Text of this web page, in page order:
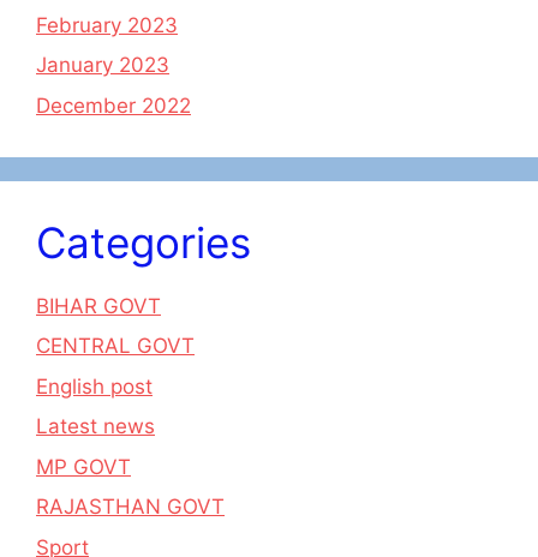
February 2023
January 2023
December 2022
Categories
BIHAR GOVT
CENTRAL GOVT
English post
Latest news
MP GOVT
RAJASTHAN GOVT
Sport